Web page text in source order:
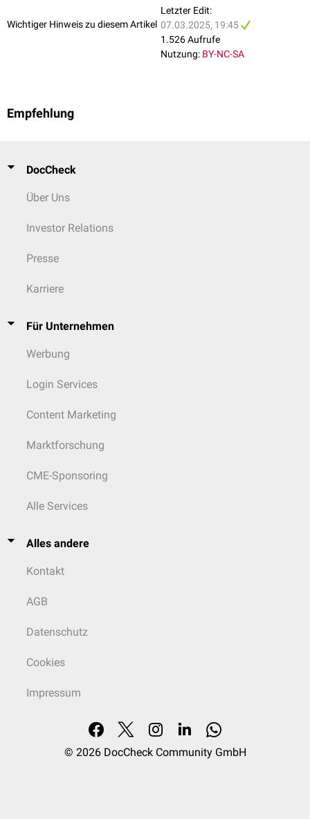
Wichtiger Hinweis zu diesem Artikel
Letzter Edit:
07.03.2025, 19:45
1.526 Aufrufe
Nutzung: BY-NC-SA
Empfehlung
DocCheck
Über Uns
Investor Relations
Presse
Karriere
Für Unternehmen
Werbung
Login Services
Content Marketing
Marktforschung
CME-Sponsoring
Alle Services
Alles andere
Kontakt
AGB
Datenschutz
Cookies
Impressum
© 2026 DocCheck Community GmbH